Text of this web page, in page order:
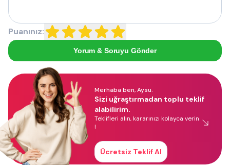
Puanınız:
Yorum & Soruyu Gönder
Merhaba ben, Aysu.
Sizi uğraştırmadan toplu teklif
alabilirim.
Teklifleri alın, kararınızı kolayca verin
!
Ücretsiz Teklif Al